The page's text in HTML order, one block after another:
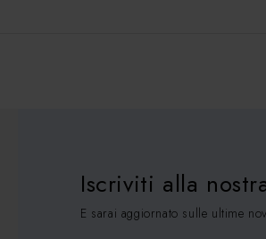
Iscriviti alla
E sarai aggiornato sulle ultime